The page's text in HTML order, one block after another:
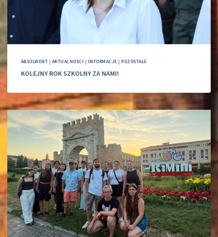
ABSOLWENT | AKTUALNOŚCI | INFORMACJE |POZOSTAŁE
KOLEJNY ROK SZKOLNY ZA NAMI!